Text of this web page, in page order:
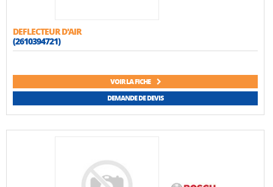
DEFLECTEUR D'AIR
(2610394721)
VOIR LA FICHE
DEMANDE DE DEVIS